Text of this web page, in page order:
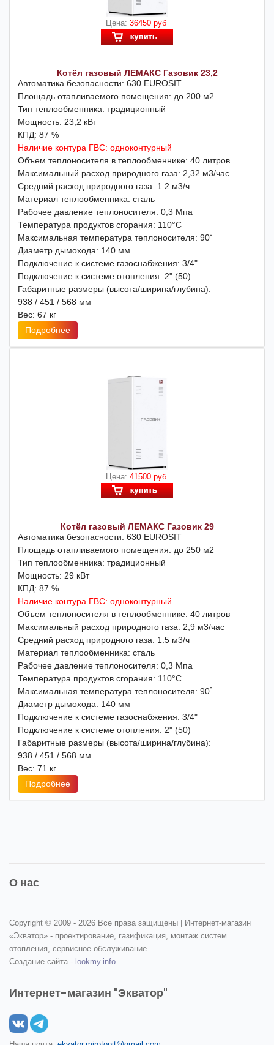
Цена: 36450 руб
Котёл газовый ЛЕМАКС Газовик 23,2
Автоматика безопасности: 630 EUROSIT
Площадь отапливаемого помещения: до 200 м2
Тип теплообменника: традиционный
Мощность: 23,2 кВт
КПД: 87 %
Наличие контура ГВС: одноконтурный
Объем теплоносителя в теплообменнике: 40 литров
Максимальный расход природного газа: 2,32 м3/час
Средний расход природного газа: 1.2 м3/ч
Материал теплообменника: сталь
Рабочее давление теплоносителя: 0,3 Мпа
Температура продуктов сгорания: 110°С
Максимальная температура теплоносителя: 90˚
Диаметр дымохода: 140 мм
Подключение к системе газоснабжения: 3/4"
Подключение к системе отопления: 2" (50)
Габаритные размеры (высота/ширина/глубина):
938 / 451 / 568 мм
Вес: 67 кг
Подробнее
Цена: 41500 руб
Котёл газовый ЛЕМАКС Газовик 29
Автоматика безопасности: 630 EUROSIT
Площадь отапливаемого помещения: до 250 м2
Тип теплообменника: традиционный
Мощность: 29 кВт
КПД: 87 %
Наличие контура ГВС: одноконтурный
Объем теплоносителя в теплообменнике: 40 литров
Максимальный расход природного газа: 2,9 м3/час
Средний расход природного газа: 1.5 м3/ч
Материал теплообменника: сталь
Рабочее давление теплоносителя: 0,3 Мпа
Температура продуктов сгорания: 110°С
Максимальная температура теплоносителя: 90˚
Диаметр дымохода: 140 мм
Подключение к системе газоснабжения: 3/4"
Подключение к системе отопления: 2" (50)
Габаритные размеры (высота/ширина/глубина):
938 / 451 / 568 мм
Вес: 71 кг
Подробнее
О нас
Copyright © 2009 - 2026 Все права защищены | Интернет-магазин
«Экватор» - проектирование, газификация, монтаж систем
отопления, сервисное обслуживание.
Создание сайта - lookmy.info
Интернет-магазин "Экватор"